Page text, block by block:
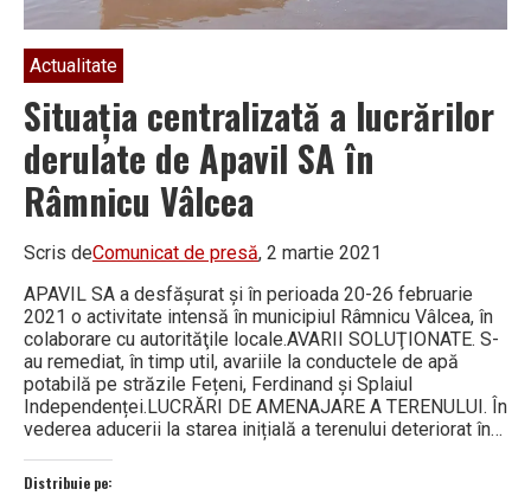
Actualitate
Situaţia centralizată a lucrărilor
derulate de Apavil SA în
Râmnicu Vâlcea
Scris deComunicat de presă, 2 martie 2021
APAVIL SA a desfăşurat şi în perioada 20-26 februarie
2021 o activitate intensă în municipiul Râmnicu Vâlcea, în
colaborare cu autorităţile locale.AVARII SOLUŢIONATE. S-
au remediat, în timp util, avariile la conductele de apă
potabilă pe străzile Fețeni, Ferdinand și Splaiul
Independenței.LUCRĂRI DE AMENAJARE A TERENULUI. În
vederea aducerii la starea inițială a terenului deteriorat în…
Distribuie pe: